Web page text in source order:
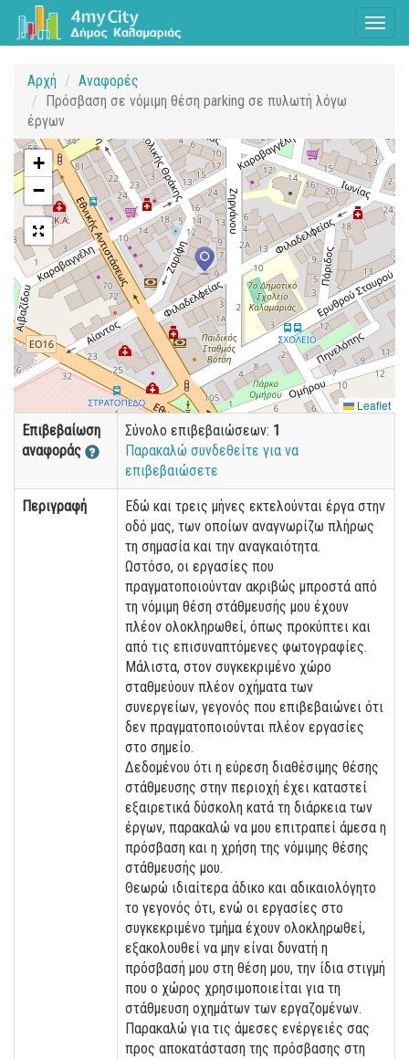
Αρχή
Αναφορές
Πρόσβαση σε νόμιμη θέση parking σε πυλωτή λόγω
έργων
+
−
Leaflet
Επιβεβαίωση
αναφοράς
Σύνολο επιβεβαιώσεων: 1
Παρακαλώ συνδεθείτε για να
επιβεβαιώσετε
Περιγραφή
Εδώ και τρεις μήνες εκτελούνται έργα στην
οδό μας, των οποίων αναγνωρίζω πλήρως
τη σημασία και την αναγκαιότητα.
Ωστόσο, οι εργασίες που
πραγματοποιούνταν ακριβώς μπροστά από
τη νόμιμη θέση στάθμευσής μου έχουν
πλέον ολοκληρωθεί, όπως προκύπτει και
από τις επισυναπτόμενες φωτογραφίες.
Μάλιστα, στον συγκεκριμένο χώρο
σταθμεύουν πλέον οχήματα των
συνεργείων, γεγονός που επιβεβαιώνει ότι
δεν πραγματοποιούνται πλέον εργασίες
στο σημείο.
Δεδομένου ότι η εύρεση διαθέσιμης θέσης
στάθμευσης στην περιοχή έχει καταστεί
εξαιρετικά δύσκολη κατά τη διάρκεια των
έργων, παρακαλώ να μου επιτραπεί άμεσα η
πρόσβαση και η χρήση της νόμιμης θέσης
στάθμευσής μου.
Θεωρώ ιδιαίτερα άδικο και αδικαιολόγητο
το γεγονός ότι, ενώ οι εργασίες στο
συγκεκριμένο τμήμα έχουν ολοκληρωθεί,
εξακολουθεί να μην είναι δυνατή η
πρόσβασή μου στη θέση μου, την ίδια στιγμή
που ο χώρος χρησιμοποιείται για τη
στάθμευση οχημάτων των εργαζομένων.
Παρακαλώ για τις άμεσες ενέργειές σας
προς αποκατάσταση της πρόσβασης στη